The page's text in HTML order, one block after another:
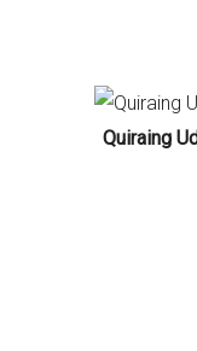
Quiraing